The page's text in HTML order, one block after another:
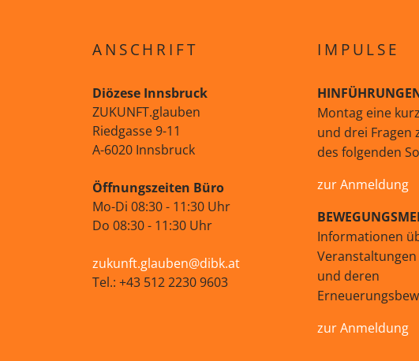
ANSCHRIFT
Diözese Innsbruck
ZUKUNFT.glauben
Riedgasse 9-11
A-6020 Innsbruck
Öffnungszeiten Büro
Mo-Di 08:30 - 11:30 Uhr
Do 08:30 - 11:30 Uhr
zukunft.glauben@dibk.at
Tel.: +43 512 2230 9603
IMPULSE
Montag eine
und drei Fragen
des folgenden
zur Anmeldung
Informationen
und deren
zur Anmeldung